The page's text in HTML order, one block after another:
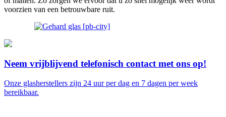
voorzien van een betrouwbare ruit.
Neem vrijblijvend telefonisch contact met ons op!
Onze glasherstellers zijn 24 uur per dag en 7 dagen per week
bereikbaar.